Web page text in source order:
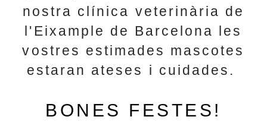
nostra clínica veterinària de
l'Eixample de Barcelona les
vostres estimades mascotes
estaran ateses i cuidades.
BONES FESTES!